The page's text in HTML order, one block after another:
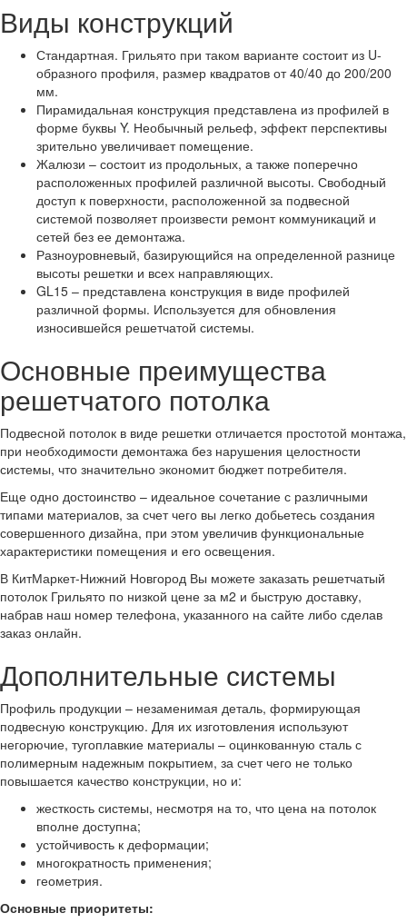
Виды конструкций
Стандартная. Грильято при таком варианте состоит из U-
образного профиля, размер квадратов от 40/40 до 200/200
мм.
Пирамидальная конструкция представлена из профилей в
форме буквы Y. Необычный рельеф, эффект перспективы
зрительно увеличивает помещение.
Жалюзи – состоит из продольных, а также поперечно
расположенных профилей различной высоты. Свободный
доступ к поверхности, расположенной за подвесной
системой позволяет произвести ремонт коммуникаций и
сетей без ее демонтажа.
Разноуровневый, базирующийся на определенной разнице
высоты решетки и всех направляющих.
GL15 – представлена конструкция в виде профилей
различной формы. Используется для обновления
износившейся решетчатой системы.
Основные преимущества
решетчатого потолка
Подвесной потолок в виде решетки отличается простотой монтажа,
при необходимости демонтажа без нарушения целостности
системы, что значительно экономит бюджет потребителя.
Еще одно достоинство – идеальное сочетание с различными
типами материалов, за счет чего вы легко добьетесь создания
совершенного дизайна, при этом увеличив функциональные
характеристики помещения и его освещения.
В КитМаркет-Нижний Новгород Вы можете заказать решетчатый
потолок Грильято по низкой цене за м2 и быструю доставку,
набрав наш номер телефона, указанного на сайте либо сделав
заказ онлайн.
Дополнительные системы
Профиль продукции – незаменимая деталь, формирующая
подвесную конструкцию. Для их изготовления используют
негорючие, тугоплавкие материалы – оцинкованную сталь с
полимерным надежным покрытием, за счет чего не только
повышается качество конструкции, но и:
жесткость системы, несмотря на то, что цена на потолок
вполне доступна;
устойчивость к деформации;
многократность применения;
геометрия.
Основные приоритеты: